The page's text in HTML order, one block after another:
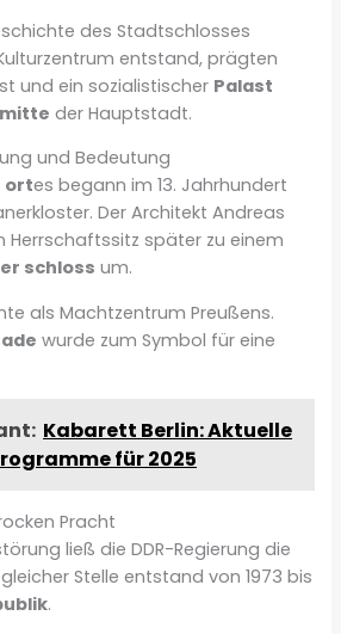
des Stadtschlosses
entstand, prägten
und ein sozialistischer Palast
mitte der Hauptstadt.
und Bedeutung
ortes begann im 13. Jahrhundert
Der Architekt Andreas
Herrschaftssitz später zu einem
schloss um.
als Machtzentrum Preußens.
wurde zum Symbol für eine
Kabarett Berlin: Aktuelle
für 2025
Pracht
ließ die DDR-Regierung die
Stelle entstand von 1973 bis
.